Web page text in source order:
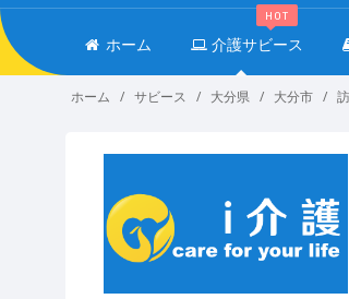
ホーム 介護サビース
HOT
ホーム サビース 大分県 大分市